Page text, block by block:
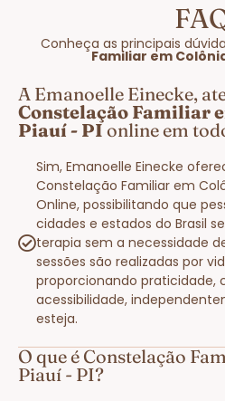
Conheça as principais
Familiar em
A Emanoelle Einecke,
Constelação Familiar
Piauí - PIonline em
Sim, Emanoelle Einecke
Constelação Familiar em
Online, possibilitando que
cidades e estados do Brasil
terapia sem a necessidade
sessões são realizadas por
proporcionando praticidade,
acessibilidade,
esteja.
O que é Constelação
Piauí - PI?